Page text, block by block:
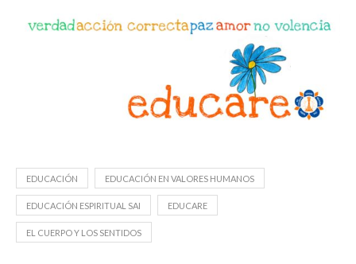
EDUCACIÓN EDUCACIÓN EN VALORES HUMANOS
EDUCACIÓN ESPIRITUAL SAI EDUCARE
EL CUERPO Y LOS SENTIDOS